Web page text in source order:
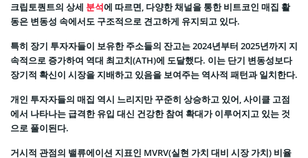
크립토퀀트의 상세 분석에 따르면, 다양한 채널을 통한 비트코인 매집 활
동은 변동성 속에서도 구조적으로 견고하게 유지되고 있다.
특히 장기 투자자들이 보유한 주소들의 잔고는 2024년부터 2025년까지 지
속적으로 증가하여 역대 최고치(ATH)에 도달했다. 이는 단기 변동성보다
장기적 확신이 시장을 지배하고 있음을 보여주는 역사적 패턴과 일치한다.
개인 투자자들의 매집 역시 느리지만 꾸준히 상승하고 있어, 사이클 고점
에서 나타나는 급격한 유입 대신 건강한 참여 확대가 이루어지고 있는 것
으로 풀이된다.
거시적 관점의 밸류에이션 지표인 MVRV(실현 가치 대비 시장 가치) 비율